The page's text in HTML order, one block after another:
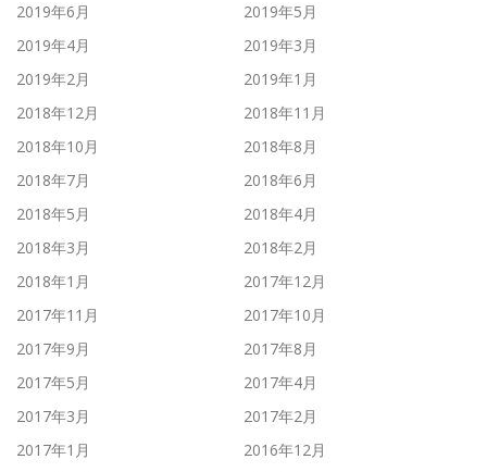
2019年6月
2019年5月
2019年4月
2019年3月
2019年2月
2019年1月
2018年12月
2018年11月
2018年10月
2018年8月
2018年7月
2018年6月
2018年5月
2018年4月
2018年3月
2018年2月
2018年1月
2017年12月
2017年11月
2017年10月
2017年9月
2017年8月
2017年5月
2017年4月
2017年3月
2017年2月
2017年1月
2016年12月